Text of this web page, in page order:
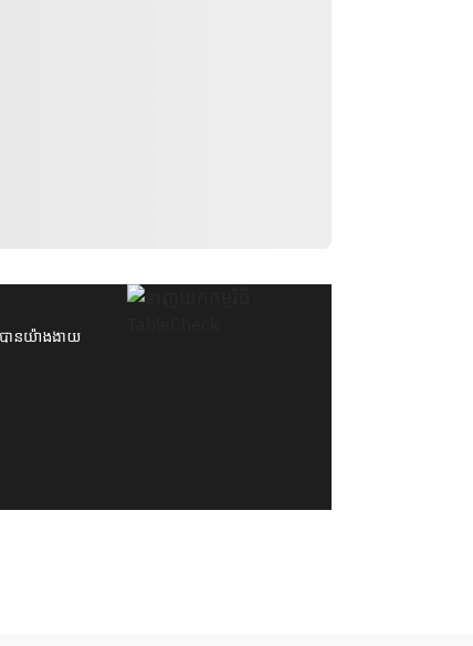
បានយ៉ាងងាយ